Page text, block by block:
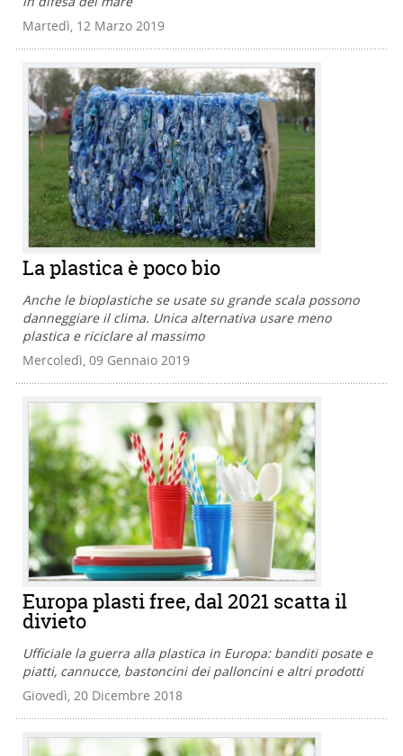
Martedì, 12 Marzo 2019
La plastica è poco bio
Anche le bioplastiche se usate su grande scala possono
danneggiare il clima. Unica alternativa usare meno
plastica e riciclare al massimo
Mercoledì, 09 Gennaio 2019
Europa plasti free, dal 2021 scatta il
divieto
Ufficiale la guerra alla plastica in Europa: banditi posate e
piatti, cannucce, bastoncini dei palloncini e altri prodotti
Giovedì, 20 Dicembre 2018